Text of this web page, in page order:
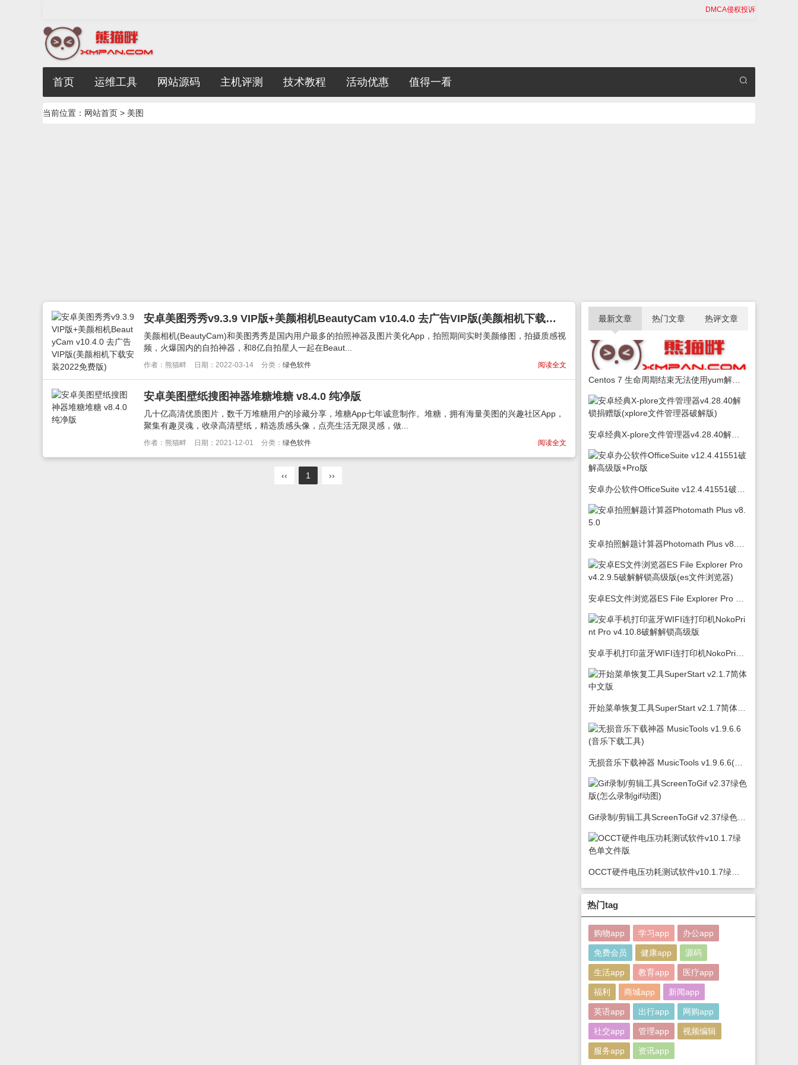
DMCA侵权投诉
首页 运维工具 网站源码 主机评测 技术教程 活动优惠 值得一看
当前位置： 网站首页 > 美图
安卓美图秀秀v9.3.9 VIP版+美颜相机BeautyCam v10.4.0 去广告VIP版(美颜相机下载安装2022免费版)
美颜相机(BeautyCam)和美图秀秀是国内用户最多的拍照神器及图片美化App，拍照期间实时美颜修图，拍摄质感视
频，火爆国内的自拍神器，和8亿自拍星人一起在Beaut...
阅读全文
作者：熊猫畔 日期：2022-03-14 分类： 绿色软件
安卓美图壁纸搜图神器堆糖堆糖 v8.4.0 纯净版
几十亿高清优质图片，数千万堆糖用户的珍藏分享，堆糖App七年诚意制作。堆糖，拥有海量美图的兴趣社区App，
聚集有趣灵魂，收录高清壁纸，精选质感头像，点亮生活无限灵感，做...
阅读全文
作者：熊猫畔 日期：2021-12-01 分类： 绿色软件
‹‹ 1 ››
最新文章 热门文章 热评文章
热门tag
购物app 学习app 办公app
免费会员 健康app 源码
生活app 教育app 医疗app
福利 商城app 新闻app
英语app 出行app 网购app
社交app 管理app 视频编辑
服务app 资讯app